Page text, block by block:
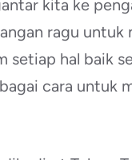
kita ke
ragu
setiap hal baik
cara untuk